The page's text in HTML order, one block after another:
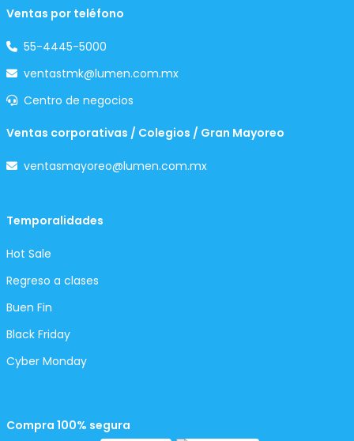
Ventas por teléfono
55-4445-5000
ventastmk@lumen.com.mx
Centro de negocios
Ventas corporativas / Colegios / Gran Mayoreo
ventasmayoreo@lumen.com.mx
Temporalidades
Hot Sale
Regreso a clases
Buen Fin
Black Friday
Cyber Monday
Compra 100% segura